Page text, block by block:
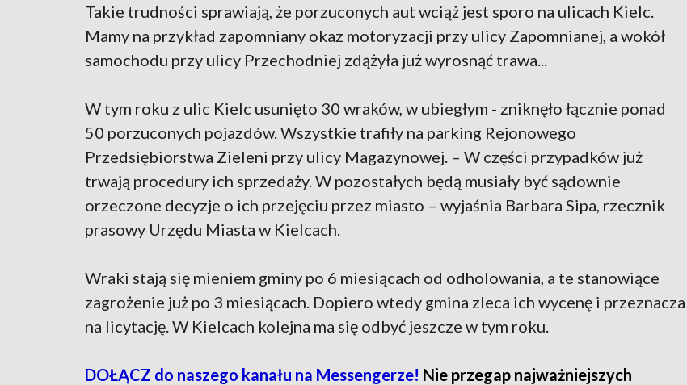
Takie trudności sprawiają, że porzuconych aut wciąż jest sporo na ulicach Kielc.
Mamy na przykład zapomniany okaz motoryzacji przy ulicy Zapomnianej, a wokół
samochodu przy ulicy Przechodniej zdążyła już wyrosnąć trawa...
W tym roku z ulic Kielc usunięto 30 wraków, w ubiegłym - zniknęło łącznie ponad
50 porzuconych pojazdów. Wszystkie trafiły na parking Rejonowego
Przedsiębiorstwa Zieleni przy ulicy Magazynowej. – W części przypadków już
trwają procedury ich sprzedaży. W pozostałych będą musiały być sądownie
orzeczone decyzje o ich przejęciu przez miasto – wyjaśnia Barbara Sipa, rzecznik
prasowy Urzędu Miasta w Kielcach.
Wraki stają się mieniem gminy po 6 miesiącach od odholowania, a te stanowiące
zagrożenie już po 3 miesiącach. Dopiero wtedy gmina zleca ich wycenę i przeznacza
na licytację. W Kielcach kolejna ma się odbyć jeszcze w tym roku.
DOŁĄCZ do naszego kanału na Messengerze! Nie przegap najważniejszych